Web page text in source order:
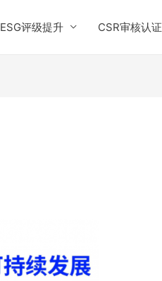
ESG评级提升 CSR审核认证